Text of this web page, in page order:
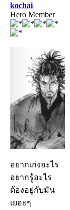
kochai
Hero Member
อยากเก่งอะไร
อยากรู้อะไร
ต้องอยู่กับมัน
เยอะๆ